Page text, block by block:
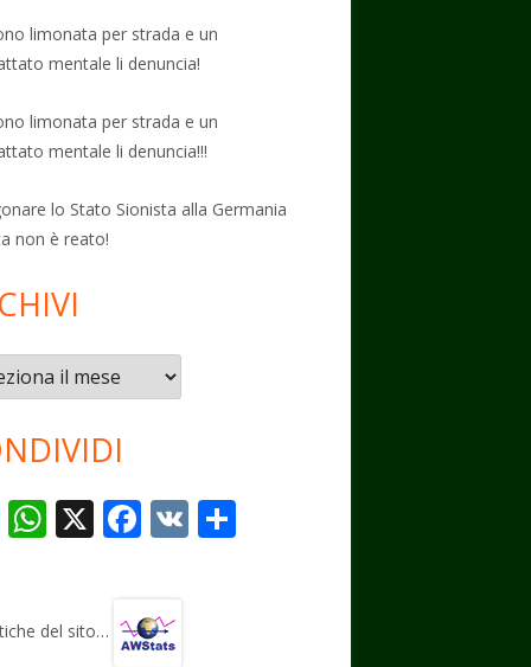
limonata per strada e un
mentale li denuncia!
limonata per strada e un
mentale li denuncia!!!
lo Stato Sionista alla Germania
non è reato!
T
gr
W
s
X F
b
V
del sito…